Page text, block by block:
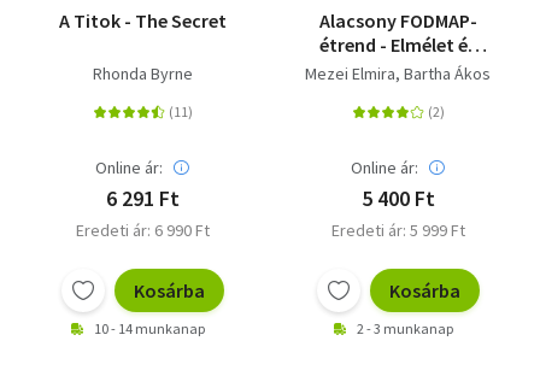
A Titok - The Secret
Rhonda Byrne
Online ár:
6 291 Ft
Eredeti ár: 6 990 Ft
Kosárba
10 - 14 munkanap
Alacsony FODMAP-
étrend - Elmélet és
gyakorlat
Mezei Elmira Bartha Ákos
Online ár:
5 400 Ft
Eredeti ár: 5 999 Ft
Kosárba
2 - 3 munkanap